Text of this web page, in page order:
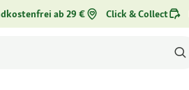
ab 29 € Click & Collect